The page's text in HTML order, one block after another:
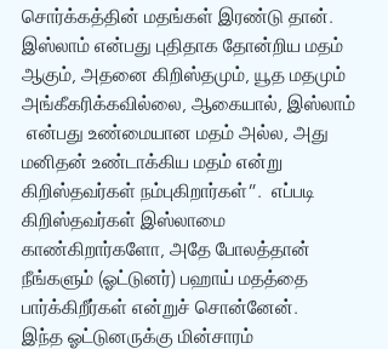
சொர்க்கத்தின் மதங்கள் இரண்டு தான்.
இஸ்லாம் என்பது புதிதாக தோன்றிய மதம்
ஆகும், அதனை கிறிஸ்தமும், யூத மதமும்
அங்கீகரிக்கவில்லை, ஆகையால், இஸ்லாம்
என்பது உண்மையான மதம் அல்ல, அது
மனிதன் உண்டாக்கிய மதம் என்று
கிறிஸ்தவர்கள் நம்புகிறார்கள்”.  எப்படி
கிறிஸ்தவர்கள் இஸ்லாமை
காண்கிறார்களோ, அதே போலத்தான்
நீங்களும் (ஓட்டுனர்) பஹாய் மதத்தை
பார்க்கிறீர்கள் என்றுச் சொன்னேன்.
இந்த ஓட்டுனருக்கு மின்சாரம்